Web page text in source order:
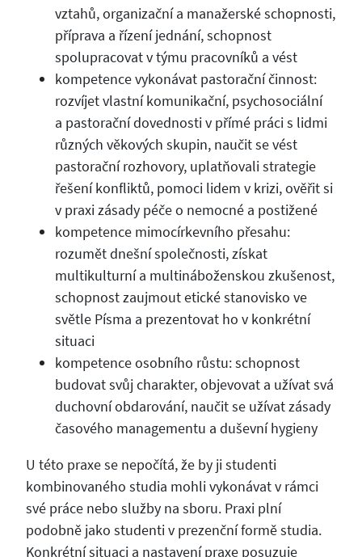
vztahů, organizační a manažerské schopnosti,
příprava a řízení jednání, schopnost
spolupracovat v týmu pracovníků a vést
kompetence vykonávat pastorační činnost:
rozvíjet vlastní komunikační, psychosociální
a pastorační dovednosti v přímé práci s lidmi
různých věkových skupin, naučit se vést
pastorační rozhovory, uplatňovali strategie
řešení konfliktů, pomoci lidem v krizi, ověřit si
v praxi zásady péče o nemocné a postižené
kompetence mimocírkevního přesahu:
rozumět dnešní společnosti, získat
multikulturní a multináboženskou zkušenost,
schopnost zaujmout etické stanovisko ve
světle Písma a prezentovat ho v konkrétní
situaci
kompetence osobního růstu: schopnost
budovat svůj charakter, objevovat a užívat svá
duchovní obdarování, naučit se užívat zásady
časového managementu a duševní hygieny
U této praxe se nepočítá, že by ji studenti
kombinovaného studia mohli vykonávat v rámci
své práce nebo služby na sboru. Praxi plní
podobně jako studenti v prezenční formě studia.
Konkrétní situaci a nastavení praxe posuzuje